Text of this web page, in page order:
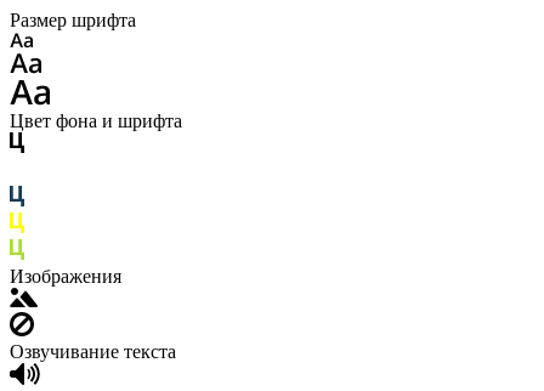
Размер шрифта
Цвет фона и шрифта
Изображения
Озвучивание текста